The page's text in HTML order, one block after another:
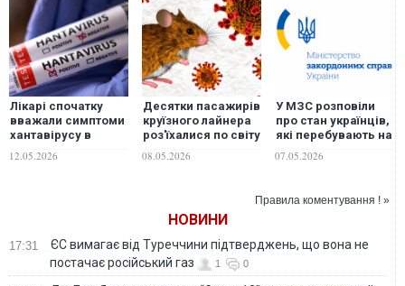
Лікарі спочатку
вважали симптоми
хантавірусу в
пасажирки на
круїзному лайнері
12.05.2026
Десятки пасажирів
круїзного лайнера
роз'їхалися по світу
ще до виявлення
хантавірусу, - AP
08.05.2026
У МЗС розповіли
про стан українців,
які перебувають на
борту лайнера з
хантавірусом
07.05.2026
Правила коментування ! »
НОВИНИ
17:31
ЄС вимагає від Туреччини підтверджень, що вона не
постачає російський газ
1 0